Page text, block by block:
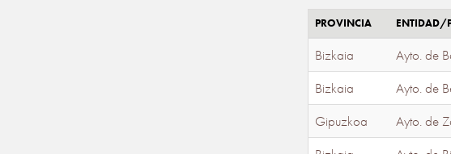
PROVINCIA ENTIDAD/
Bizkaia Ayto. de
Bizkaia
Ayto. de
Gipuzkoa
Ayto. de